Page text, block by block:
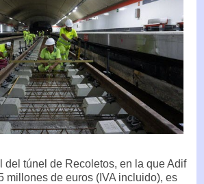
del túnel de Recoletos, en la que Adif
millones de euros (IVA incluido), es